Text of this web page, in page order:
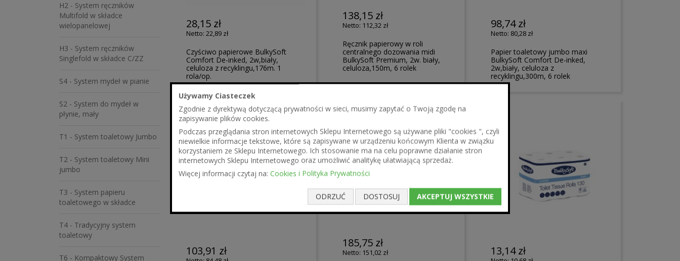
Używamy Ciasteczek
Zgodnie z dyrektywą dotyczącą prywatności w sieci, musimy zapytać o Twoją zgodę na
zapisywanie plików cookies.
Podczas przeglądania stron internetowych Sklepu Internetowego są używane pliki "cookies ", czyli
niewielkie informacje tekstowe, które są zapisywane w urządzeniu końcowym Klienta w związku
korzystaniem ze Sklepu Internetowego. Ich stosowanie ma na celu poprawne działanie stron
internetowych Sklepu Internetowego oraz umożliwić analitykę ułatwiającą sprzedaż.
Więcej informacji czytaj na: Cookies i Polityka Prywatności
ODRZUĆ DOSTOSUJ AKCEPTUJ WSZYSTKIE
28,15 zł
22,89 zł
Czyściwo papierowe BulkySoft
Comfort De-inked, 2w,biały,
celuloza z recyklingu,176m. 1
rola/op.
138,15 zł
112,32 zł
Ręcznik papierowy w roli
centralnego dozowania midi
BulkySoft Premium, 2w. biały,
celuloza,150m, 6 rolek
98,74 zł
80,28 zł
Papier toaletowy jumbo maxi
BulkySoft Comfort De-inked,
2w,biały, celuloza z
recyklingu,300m, 6 rolek
103,91 zł
185,75 zł
151,02 zł 13,14 zł
H2 - System ręczników
Multifold w składce
wielopanelowej
H3 - System ręczników
Singlefold w składce C/ZZ
S4 - System mydeł w pianie
S2 - System do mydeł w
płynie, mały
T1 - System toaletowy Jumbo
T2 - System toaletowy Mini
jumbo
T3 - System papieru
toaletowego w składce
T4 - Tradycyjny system
toaletowy
T6 - Kompaktowy System